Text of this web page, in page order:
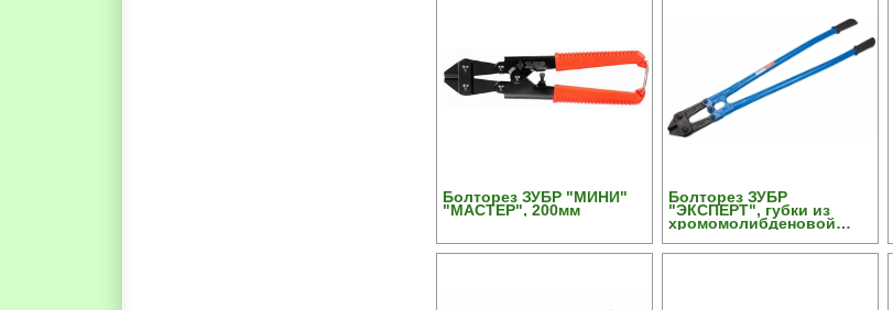
Болторез ЗУБР "МИНИ"
"МАСТЕР", 200мм
Болторез ЗУБР
"ЭКСПЕРТ", губки из
хромомолибденовой